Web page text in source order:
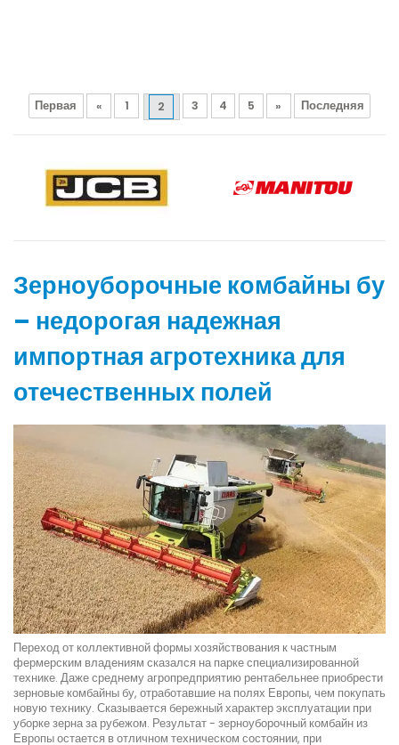
Первая « 1 2 3 4 5 » Последняя
Зерноуборочные комбайны бу
– недорогая надежная
импортная агротехника для
отечественных полей
Переход от коллективной формы хозяйствования к частным
фермерским владениям сказался на парке специализированной
технике. Даже среднему агропредприятию рентабельнее приобрести
зерновые комбайны бу, отработавшие на полях Европы, чем покупать
новую технику. Сказывается бережный характер эксплуатации при
уборке зерна за рубежом. Результат - зерноуборочный комбайн из
Европы остается в отличном техническом состоянии, при